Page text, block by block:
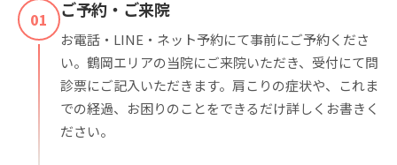
01 ご予約・ご来院
お電話・LINE・ネット予約にて事前にご予約くださ
い。鶴岡エリアの当院にご来院いただき、受付にて問
診票にご記入いただきます。肩こりの症状や、これま
での経過、お困りのことをできるだけ詳しくお書きく
ださい。